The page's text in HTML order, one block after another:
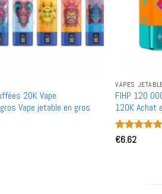
20K Vape
Vape jetable en gros
VAPES
FIHP 120
120K Achat
en vente en
Note
€6.62